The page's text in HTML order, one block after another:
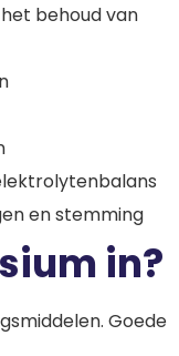
behoud van
en stemming
in?
Goede